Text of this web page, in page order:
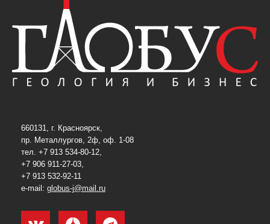
660131, г. Красноярск,
пр. Металлургов, 2ф, оф. 1-08
тел. +7 913 534-80-12,
+7 906 911-27-03,
+7 913 532-92-11
e-mail: globus-j@mail.ru